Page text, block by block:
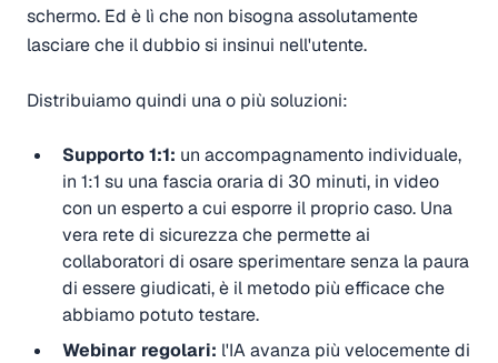
schermo. Ed è lì che non bisogna assolutamente
lasciare che il dubbio si insinui nell'utente.
Distribuiamo quindi una o più soluzioni:
Supporto 1:1: un accompagnamento individuale,
in 1:1 su una fascia oraria di 30 minuti, in video
con un esperto a cui esporre il proprio caso. Una
vera rete di sicurezza che permette ai
collaboratori di osare sperimentare senza la paura
di essere giudicati, è il metodo più efficace che
abbiamo potuto testare.
Webinar regolari: l'IA avanza più velocemente di